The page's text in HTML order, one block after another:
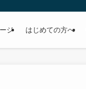
ジ はじめての方へ